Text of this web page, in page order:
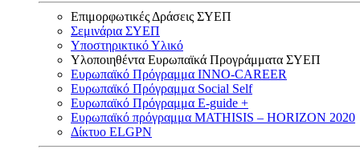
Επιμορφωτικές Δράσεις ΣΥΕΠ
Σεμινάρια ΣΥΕΠ
Υποστηρικτικό Υλικό
Υλοποιηθέντα Ευρωπαϊκά Προγράμματα ΣΥΕΠ
Ευρωπαϊκό Πρόγραμμα INNO-CAREER
Ευρωπαϊκό Πρόγραμμα Social Self
Ευρωπαϊκό Πρόγραμμα E-guide +
Ευρωπαϊκό πρόγραμμα MATHISIS – HORIZON 2020
Δίκτυο ELGPN